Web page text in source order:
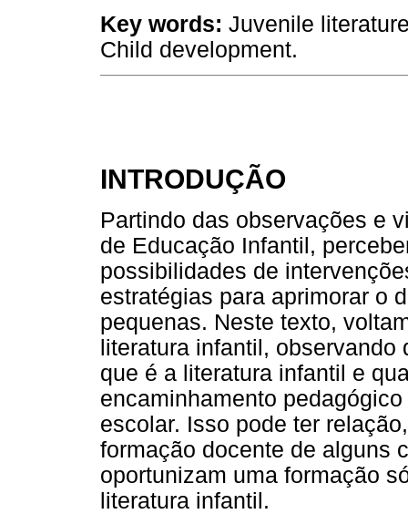
Key words: Juvenile
Child development.
INTRODUÇÃO
Partindo das observações e
de Educação Infantil,
possibilidades de
estratégias para aprimorar o
pequenas. Neste texto,
literatura infantil, observando
que é a literatura infantil e
encaminhamento
escolar. Isso pode ter
formação docente de alguns
oportunizam uma formação
literatura infantil.